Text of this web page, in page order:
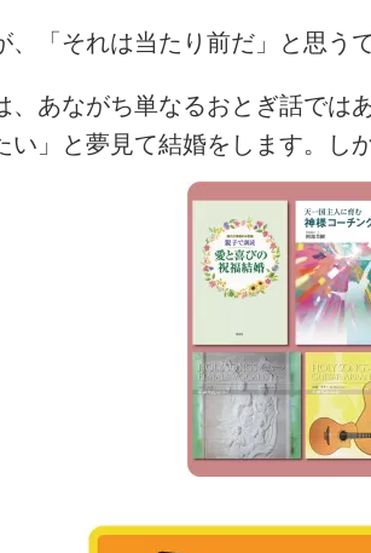
「それは当たり前だ」と思う
あながち単なるおとぎ話では
」と夢見て結婚をします。し